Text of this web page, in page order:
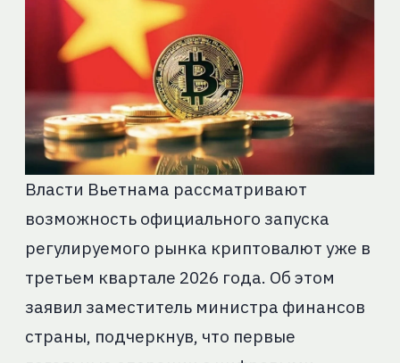
Власти Вьетнама рассматривают
возможность официального запуска
регулируемого рынка криптовалют уже в
третьем квартале 2026 года. Об этом
заявил заместитель министра финансов
страны, подчеркнув, что первые